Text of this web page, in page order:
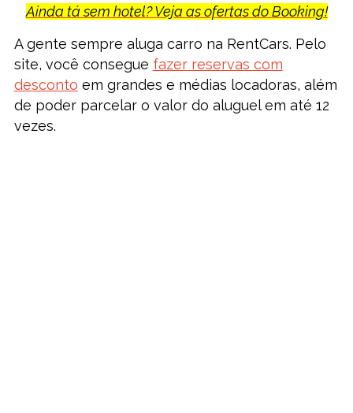
Ainda tá sem hotel? Veja as ofertas do Booking!
A gente sempre aluga carro na RentCars. Pelo
site, você consegue fazer reservas com
desconto em grandes e médias locadoras, além
de poder parcelar o valor do aluguel em até 12
vezes.